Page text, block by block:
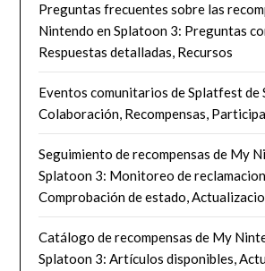
Preguntas frecuentes sobre las
Nintendo en Splatoon 3: Preguntas
Respuestas detalladas, Recursos
Eventos comunitarios de Splatfest de
Colaboración, Recompensas,
Seguimiento de recompensas de My
Splatoon 3: Monitoreo de
Comprobación de estado,
Catálogo de recompensas de My
Splatoon 3: Artículos disponibles,